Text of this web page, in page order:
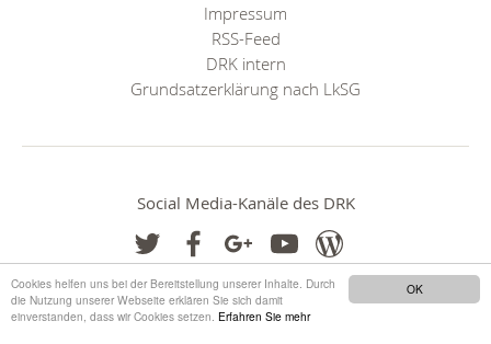
OK
Cookies helfen uns bei der Bereitstellung unserer Inhalte. Durch
die Nutzung unserer Webseite erklären Sie sich damit
einverstanden, dass wir Cookies setzen. Erfahren Sie mehr
Impressum
RSS-Feed
DRK intern
Grundsatzerklärung nach LkSG
Social Media-Kanäle des DRK